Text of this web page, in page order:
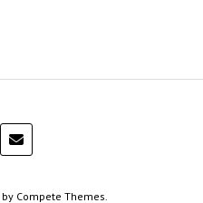
by Compete Themes.